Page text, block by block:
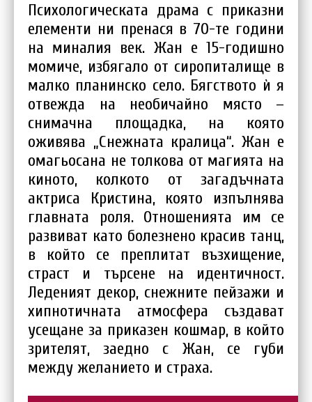
Психологическата драма с приказни
елементи ни пренася в 70-те години
на миналия век. Жан е 15-годишно
момиче, избягало от сиропиталище в
малко планинско село. Бягството ѝ я
отвежда на необичайно място –
снимачна площадка, на която
оживява „Снежната кралица“. Жан е
омагьосана не толкова от магията на
киното, колкото от загадъчната
актриса Кристина, която изпълнява
главната роля. Отношенията им се
развиват като болезнено красив танц,
в който се преплитат възхищение,
страст и търсене на идентичност.
Леденият декор, снежните пейзажи и
хипнотичната атмосфера създават
усещане за приказен кошмар, в който
зрителят, заедно с Жан, се губи
между желанието и страха.